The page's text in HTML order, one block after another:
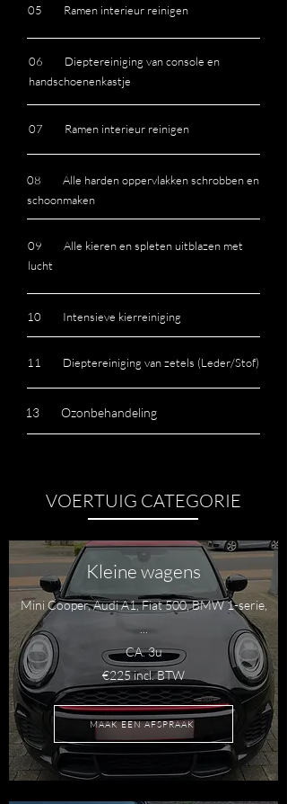
05 Ramen interieur reinigen
06 Dieptereiniging van console en
handschoenenkastje
07 Ramen interieur reinigen
08 Alle harden oppervlakken schrobben en
schoonmaken
09 Alle kieren en spleten uitblazen met
lucht
10 Intensieve kierreiniging
11 Dieptereiniging van zetels (Leder/Stof)
13 Ozonbehandeling
VOERTUIG CATEGORIE
Kleine wagens
Mini Cooper, Audi A1, Fiat 500, BMW 1-serie,
...
CA. 3u
€225 incl. BTW
MAAK EEN AFSPRAAK